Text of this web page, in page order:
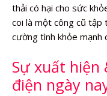
thải có hại cho sức
coi là một công cũ tập
cường tình khỏe mạnh
Sự xuất hiện
điện ngày